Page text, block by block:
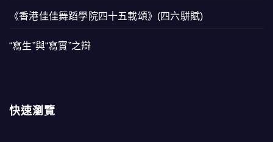
《香港佳佳舞蹈學院四十五載頌》(四六駢賦)
“寫生”與“寫實”之辯
快速瀏覽